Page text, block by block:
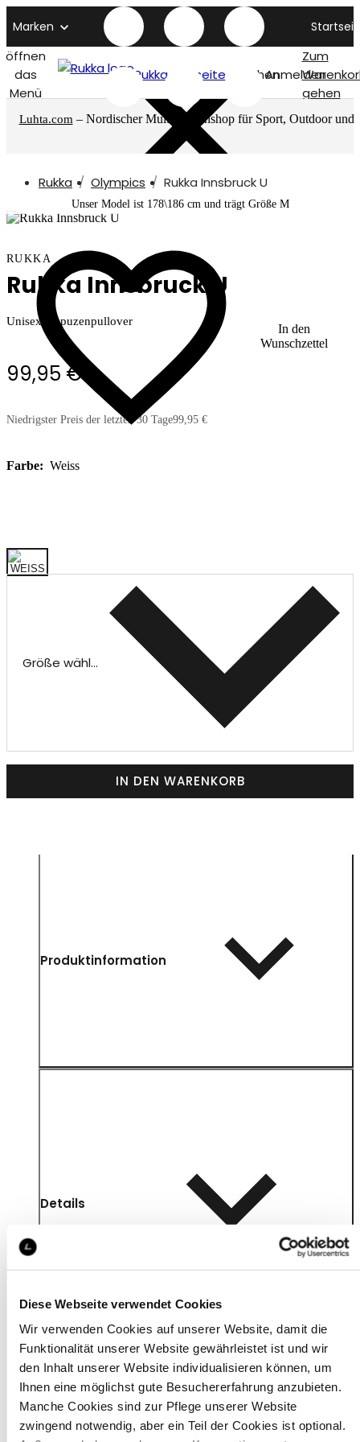
Diese Webseite verwendet Cookies
Wir verwenden Cookies auf unserer Website, damit die
Funktionalität unserer Website gewährleistet ist und wir
den Inhalt unserer Website individualisieren können, um
Ihnen eine möglichst gute Besuchererfahrung anzubieten.
Manche Cookies sind zur Pflege unserer Website
zwingend notwendig, aber ein Teil der Cookies ist optional.
Marken
öffnen
das
Menü
Rukka titelseite SuchenAnmelden
Zum
gehen
Luhta.com – Nordischer Multimarkenshop für Sport, Outdoor und
Rukka Olympics Rukka Innsbruck U
In den
Wunschzettel
Unser Model ist 178\186 cm und trägt Größe M
RUKKA
Rukka Innsbruck U
Unisex-Kapuzenpullover
99,95 €
Niedrigster Preis der letzten 30 Tage99,95 €
Farbe: Weiss
Größe wählen
IN DEN WARENKORB
Produktinformation
Details